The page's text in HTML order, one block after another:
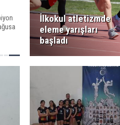
İlkokul atletizmde
eleme yarışları
başladı